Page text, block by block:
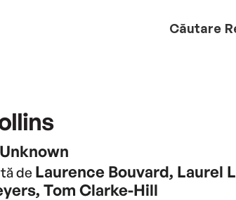
Căutare
Unknown
de Laurence Bouvard, Laurel
Tom Clarke-Hill